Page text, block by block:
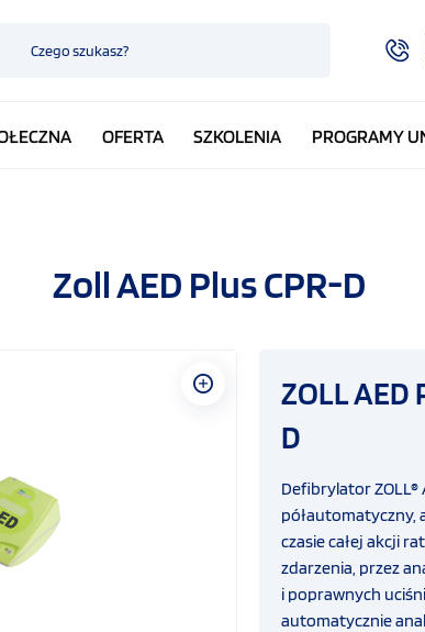
OFERTA SZKOLENIA PROGRAMY
Zoll AED Plus CPR-D
ZOLL
D
Defibrylator
półautomatyczny,
czasie całej akcji
zdarzenia, przez
i poprawnych
automatycznie